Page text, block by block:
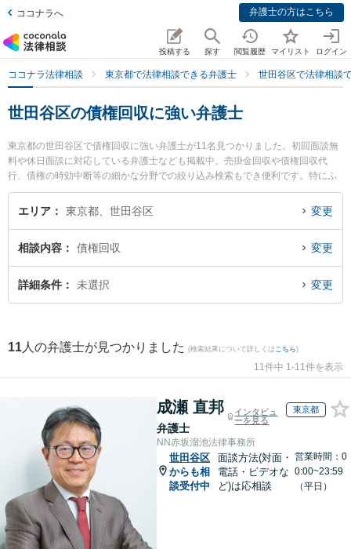
ココナラへ 弁護士の方はこちら
投稿する 探す 閲覧履歴 マイリスト ログイン
ココナラ法律相談 東京都で法律相談できる弁護士 世田谷区で法律相談
世田谷区の債権回収に強い弁護士
東京都の世田谷区で債権回収に強い弁護士が11名見つかりました。初回面談無
料や休日面談に対応している弁護士なども掲載中。売掛金回収や債権回収代
行、債権の時効中断等の細かな分野での絞り込み検索もでき便利です。特にふ
たこ法律事務所の浅野 剛弁護士やクレミエール法律事務所の渡邊 一彰弁護士、
弁護士法人東京あすなろ法律事務所の横溝 秀明弁護士のプロフィール情報や弁
決の実績豊富な近くの弁護士を検索したい』『初回相談無料で債権回収を法律
相談できる世田谷区内の弁護士に相談予約したい』などでお困りの相談者さん
におすすめです。
エリア 東京都、世田谷区 変更
相談内容 債権回収 変更
詳細条件 未選択 変更
11 人の弁護士が見つかりました (検索結果について詳しくは こちら)
11件中 1-11件を表示
成瀬 直邦
弁護士
インタビュ
ーを見る
東京都
NN赤坂溜池法律事務所
世田谷区
からも相
談受付中
面談方法(対面・
電話・ビデオな
ど)は応相談
営業時間：0
0:00~23:59
（平日）